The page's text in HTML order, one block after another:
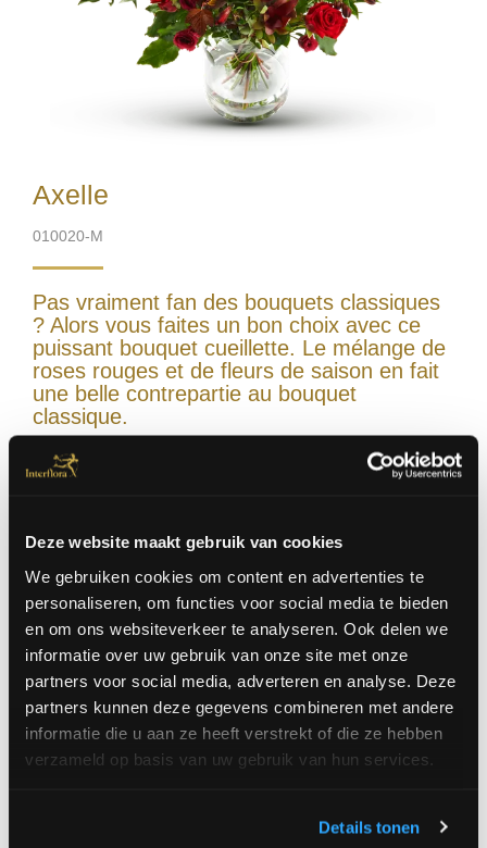
Deze website maakt gebruik van cookies
We gebruiken cookies om content en advertenties te
personaliseren, om functies voor social media te bieden
en om ons websiteverkeer te analyseren. Ook delen we
informatie over uw gebruik van onze site met onze
partners voor social media, adverteren en analyse. Deze
partners kunnen deze gegevens combineren met andere
informatie die u aan ze heeft verstrekt of die ze hebben
verzameld op basis van uw gebruik van hun services.
Details tonen
Axelle
010020-M
Pas vraiment fan des bouquets classiques
? Alors vous faites un bon choix avec ce
puissant bouquet cueillette. Le mélange de
roses rouges et de fleurs de saison en fait
une belle contrepartie au bouquet
classique.
Vase excl.
Commander
Choix idéal (+/- Ø 40 cm) 52,00 €
Deluxe (+/- Ø 50 cm) 62,00 €